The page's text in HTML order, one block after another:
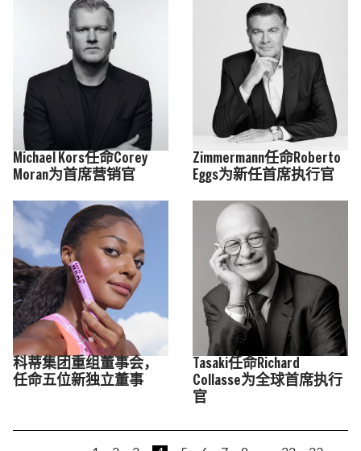
Michael Kors任命Corey
Moran为首席营销官
Zimmermann任命Roberto
Eggs为新任首席执行官
科蒂集团重组董事会，
任命五位新独立董事
Tasaki任命Richard
Collasse为全球首席执行
官